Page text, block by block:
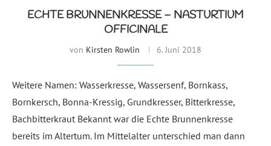
ECHTE BRUNNENKRESSE – NASTURTIUM
OFFICINALE
von Kirsten Rowlin 6. Juni 2018
Weitere Namen: Wasserkresse, Wassersenf, Bornkass,
Bornkersch, Bonna-Kressig, Grundkresser, Bitterkresse,
Bachbitterkraut Bekannt war die Echte Brunnenkresse
bereits im Altertum. Im Mittelalter unterschied man dann